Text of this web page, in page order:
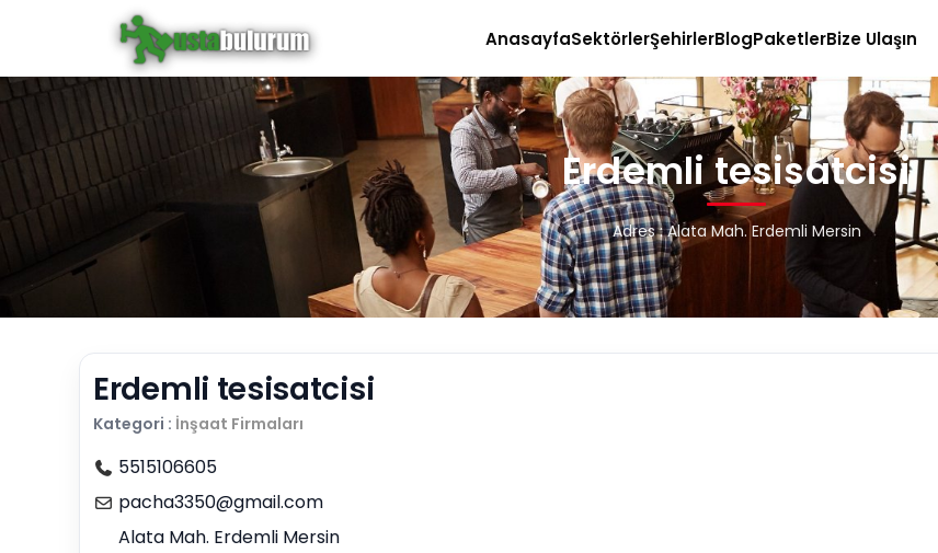
AnasayfaSektörlerŞehirlerBlogPaketlerBize Ulaşın
Erdemli tesisatcisi
Adres : Alata Mah. Erdemli Mersin
Erdemli tesisatcisi
Kategori : İnşaat Firmaları
5515106605
pacha3350@gmail.com
Alata Mah. Erdemli Mersin